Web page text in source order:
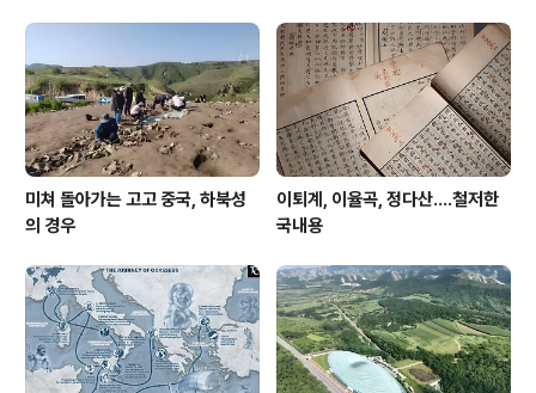
미쳐 돌아가는 고고 중국, 하북성
의 경우
이퇴계, 이율곡, 정다산....철저한
국내용